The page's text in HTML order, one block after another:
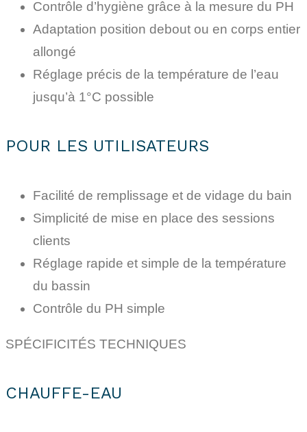
Contrôle d’hygiène grâce à la mesure du PH
Adaptation position debout ou en corps entier
allongé
Réglage précis de la température de l’eau
jusqu’à 1°C possible
POUR LES UTILISATEURS
Facilité de remplissage et de vidage du bain
Simplicité de mise en place des sessions
clients
Réglage rapide et simple de la température
du bassin
Contrôle du PH simple
SPÉCIFICITÉS TECHNIQUES
CHAUFFE-EAU